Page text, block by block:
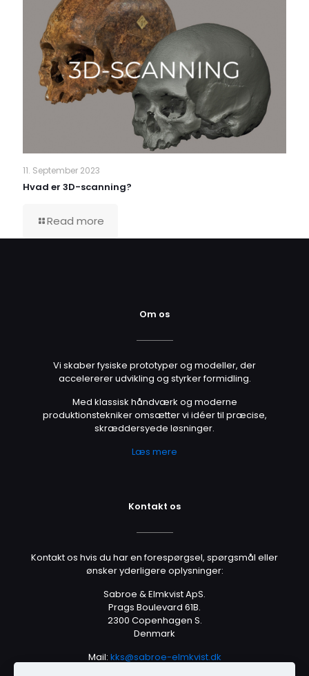
11. September 2023
Hvad er 3D-scanning?
Read more
Om os
Vi skaber fysiske prototyper og modeller, der
accelererer udvikling og styrker formidling.
Med klassisk håndværk og moderne
produktionstekniker omsætter vi idéer til præcise,
skræddersyede løsninger.
Læs mere
Kontakt os
Kontakt os hvis du har en forespørgsel, spørgsmål eller
ønsker yderligere oplysninger:
Sabroe & Elmkvist ApS.
Prags Boulevard 61B.
2300 Copenhagen S.
Denmark
Mail: kks@sabroe-elmkvist.dk